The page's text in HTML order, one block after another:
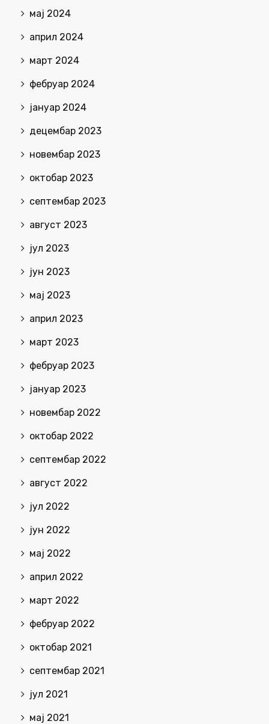
мај 2024
април 2024
март 2024
фебруар 2024
јануар 2024
децембар 2023
новембар 2023
октобар 2023
септембар 2023
август 2023
јул 2023
јун 2023
мај 2023
април 2023
март 2023
фебруар 2023
јануар 2023
новембар 2022
октобар 2022
септембар 2022
август 2022
јул 2022
јун 2022
мај 2022
април 2022
март 2022
фебруар 2022
октобар 2021
септембар 2021
јул 2021
мај 2021